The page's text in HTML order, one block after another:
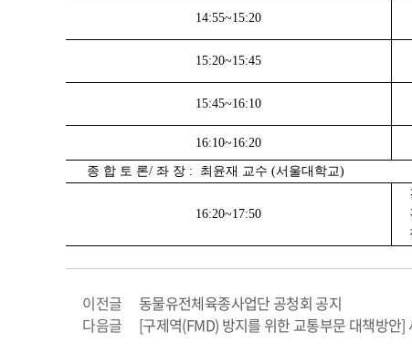
14:55~15:20
15:20~15:45
15:45~16:10
16:10~16:20
종 합 토 론/ 좌 장 : 최윤재 교수 (서울대학교)
16:20~17:50
이전글
동물유전체육종사업단 공청회 공지
다음글
[구제역(FMD) 방지를 위한 교통부문 대책방안]